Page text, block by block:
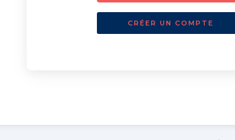
CRÉER UN COMPTE